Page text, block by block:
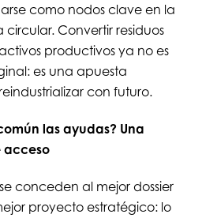
como nodos clave en la
Convertir residuos
productivos ya no es
es una apuesta
con futuro.
las ayudas? Una
acceso
conceden al mejor dossier
proyecto estratégico: lo